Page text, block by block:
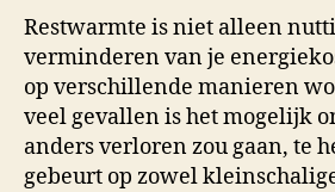
Restwarmte is niet alleen
verminderen van je
op verschillende manieren
veel gevallen is het mogelijk
anders verloren zou gaan, te
gebeurt op zowel